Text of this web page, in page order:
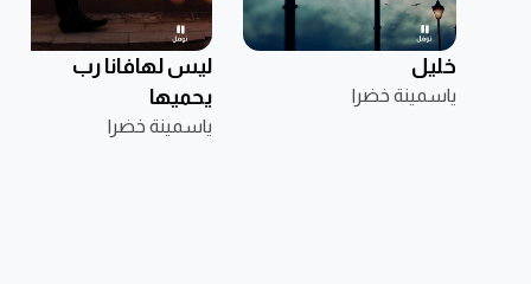
خليل
ياسمينة خضرا
ليس لهافانا رب
يحميها
ياسمينة خضرا